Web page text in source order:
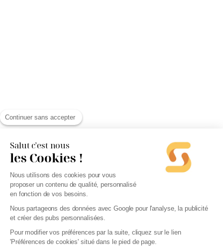
Continuer sans accepter
Salut c'est nous
les Cookies !
Nous utilisons des cookies pour vous
proposer un contenu de qualité, personnalisé
en fonction de vos besoins.
Nous partageons des données avec Google pour l'analyse, la publicité
et créer des pubs personnalisées.
Pour modifier vos préférences par la suite, cliquez sur le lien
'Préférences de cookies' situé dans le pied de page.